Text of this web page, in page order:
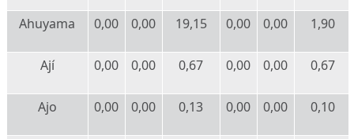
Ahuyama 0,00 0,00 19,15 0,00 0,00 1,90
Ají 0,00 0,00 0,67 0,00 0,00 0,67
Ajo 0,00 0,00 0,13 0,00 0,00 0,10